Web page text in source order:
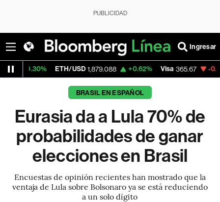
PUBLICIDAD
Ingresar
ETH/USD 1,879.088 +0.62% Visa 365.67 -0.13%
BRASIL EN ESPAÑOL
Eurasia da a Lula 70% de
probabilidades de ganar
elecciones en Brasil
Encuestas de opinión recientes han mostrado que la
ventaja de Lula sobre Bolsonaro ya se está reduciendo
a un solo dígito